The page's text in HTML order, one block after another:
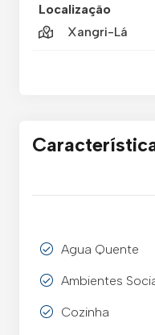
Localização
Xangri-Lá
Agua Quente
Ambientes
Cozinha